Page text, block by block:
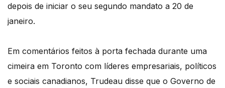
depois de iniciar o seu segundo mandato a 20 de
janeiro.
Em comentários feitos à porta fechada durante uma
cimeira em Toronto com líderes empresariais, políticos
e sociais canadianos, Trudeau disse que o Governo de